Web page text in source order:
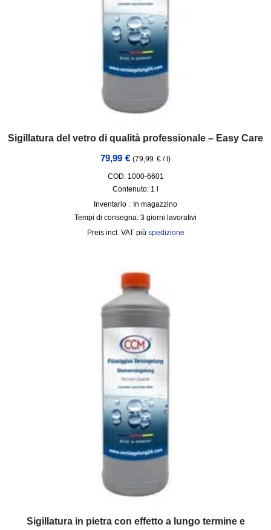
Sigillatura del vetro di qualità professionale – Easy Care
79,99 € (79,99 € / )
COD: 1000-6601
Contenuto: 1 l
Inventario : In magazzino
Tempi di consegna: 3 giorni lavorativi
incl. VAT più spedizione
Sigillatura in pietra con effetto a lungo termine e